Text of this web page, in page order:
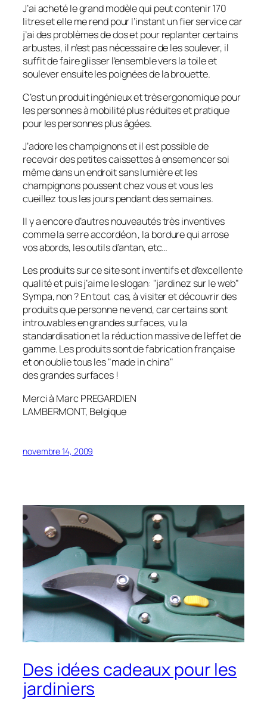
J’ai acheté le grand modèle qui peut contenir 170
litres et elle me rend pour l’instant un fier service car
j’ai des problèmes de dos et pour replanter certains
arbustes, il n’est pas nécessaire de les soulever, il
suffit de faire glisser l’ensemble vers la toile et
soulever ensuite les poignées de la brouette.
C’est un produit ingénieux et très ergonomique pour
les personnes à mobilité plus réduites et pratique
pour les personnes plus âgées.
J’adore les champignons et il est possible de
recevoir des petites caissettes à ensemencer soi
même dans un endroit sans lumière et les
champignons poussent chez vous et vous les
cueillez tous les jours pendant des semaines.
Il y a encore d’autres nouveautés très inventives
comme la serre accordéon , la bordure qui arrose
vos abords, les outils d’antan, etc…
Les produits sur ce site sont inventifs et d’excellente
qualité et puis j’aime le slogan: "jardinez sur le web"
Sympa, non ? En tout cas, à visiter et découvrir des
produits que personne ne vend, car certains sont
introuvables en grandes surfaces, vu la
standardisation et la réduction massive de l’effet de
gamme. Les produits sont de fabrication française
et on oublie tous les "made in china"
des grandes surfaces !
Merci à Marc PREGARDIEN
LAMBERMONT, Belgique
novembre 14, 2009
Des idées cadeaux pour les
jardiniers